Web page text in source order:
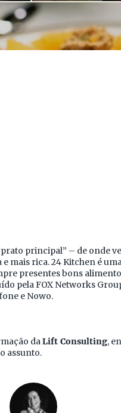
principal” – de onde
mais rica. 24 Kitchen é
presentes bons
pela FOX Networks
e Nowo.
daLift Consulting,
assunto.